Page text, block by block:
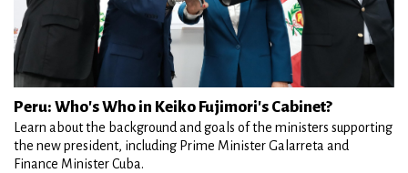
Peru: Who's Who in Keiko Fujimori's Cabinet?
Learn about the background and goals of the ministers supporting
the new president, including Prime Minister Galarreta and
Finance Minister Cuba.